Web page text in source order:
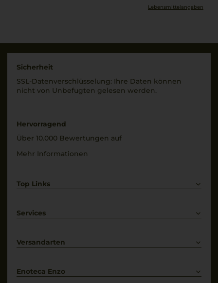
Lebensmittel­angaben
Sicherheit
SSL-Daten­verschlüs­selung: Ihre Daten können
nicht von Unbe­fugten gelesen werden.
Hervorragend
Über 10.000 Bewertungen auf
Mehr Informationen
Top Links
Weißwein
Services
Kontakt
Versandarten
Enoteca Enzo